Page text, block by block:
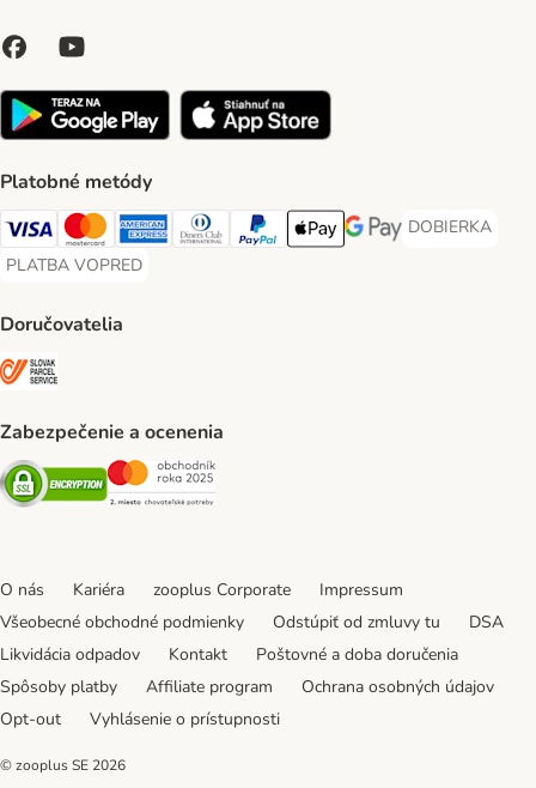
Platobné metódy
Visa Payment Method
Mastercard Payment Method
American Express Payment Method
Diners Club Payment Method
PayPal Payment Method
Apple Pay Payment Method
Google Pay Payment
DOBIERKA
DOBIERKA
PLATBA VOPRED
PLATBA VOPRED Payment Method
Doručovatelia
Zabezpečenie a ocenenia
Security Security
O nás Kariéra zooplus Corporate
Impressum
Všeobecné obchodné podmienky
Odstúpiť od zmluvy tu
DSA
Likvidácia odpadov
Kontakt
Poštovné a doba doručenia
Spôsoby platby
Affiliate program
Ochrana osobných údajov
Opt-out
Vyhlásenie o prístupnosti
© zooplus SE 2026